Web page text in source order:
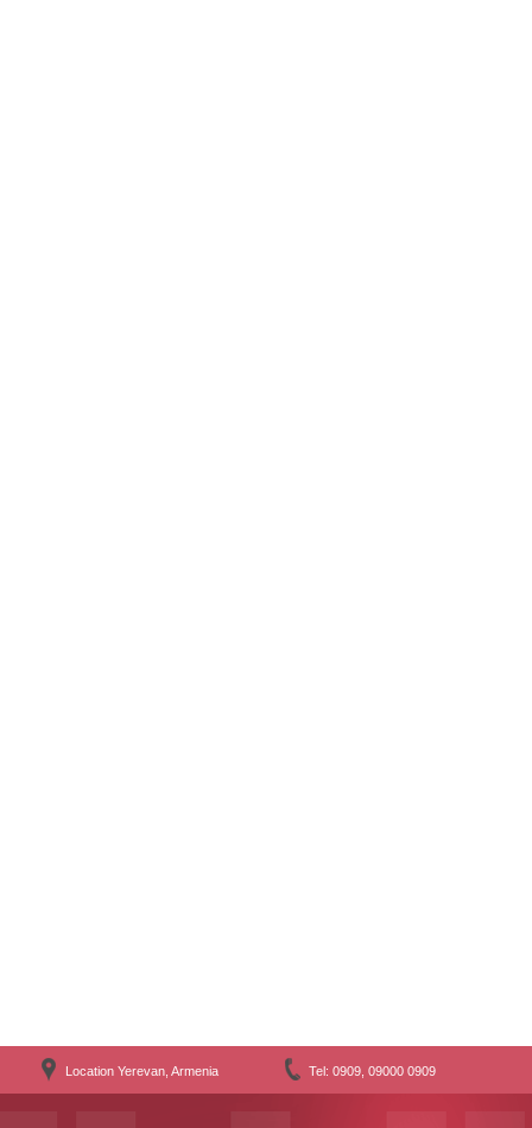
Location Yerevan, Armenia Tel: 0909, 09000 0909